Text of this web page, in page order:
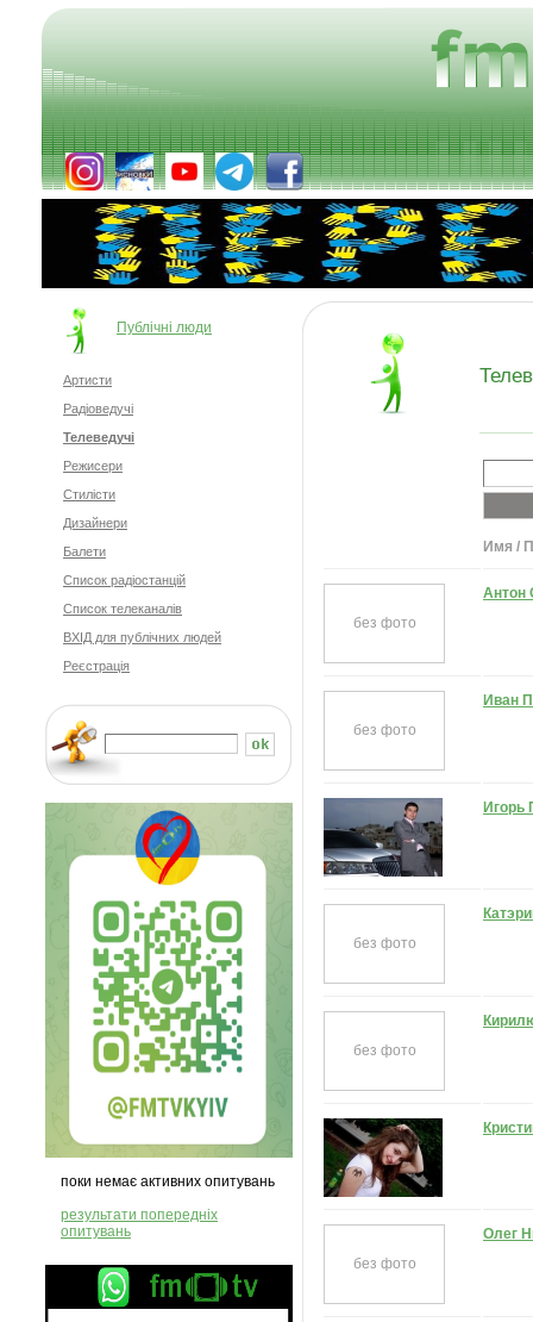
Публічні люди
Артисти
Радіоведучі
Телеведучі
Режисери
Стилісти
Дизайнери
Балети
Cписок радіостанцій
Список телеканалів
ВХІД для публічних людей
Реєстрація
поки немає активних опитувань
результати попередніх
опитувань
Имя /
без фото
Антон
без фото
Иван
Игорь
без фото
без фото
без фото
Олег